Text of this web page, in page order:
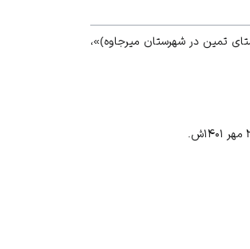
تمین در شهرستان میرجاوه)»،